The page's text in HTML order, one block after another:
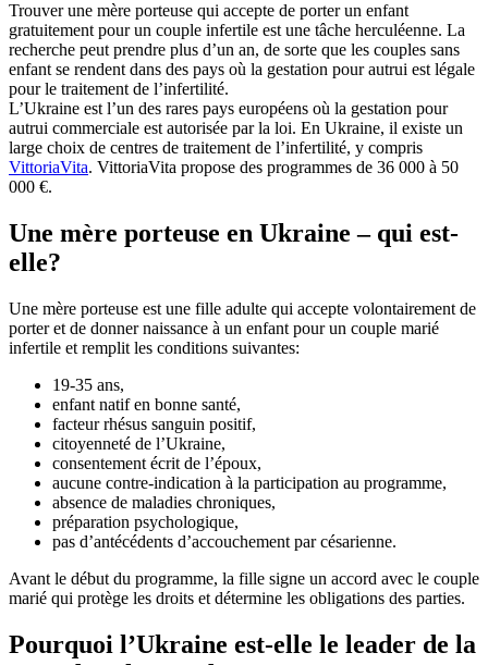
Trouver une mère porteuse qui accepte de porter un enfant
gratuitement pour un couple infertile est une tâche herculéenne. La
recherche peut prendre plus d’un an, de sorte que les couples sans
enfant se rendent dans des pays où la gestation pour autrui est légale
pour le traitement de l’infertilité.
L’Ukraine est l’un des rares pays européens où la gestation pour
autrui commerciale est autorisée par la loi. En Ukraine, il existe un
large choix de centres de traitement de l’infertilité, y compris
VittoriaVita. VittoriaVita propose des programmes de 36 000 à 50
000 €.
Une mère porteuse en Ukraine – qui est-
elle?
Une mère porteuse est une fille adulte qui accepte volontairement de
porter et de donner naissance à un enfant pour un couple marié
infertile et remplit les conditions suivantes:
19-35 ans,
enfant natif en bonne santé,
facteur rhésus sanguin positif,
citoyenneté de l’Ukraine,
consentement écrit de l’époux,
aucune contre-indication à la participation au programme,
absence de maladies chroniques,
préparation psychologique,
pas d’antécédents d’accouchement par césarienne.
Avant le début du programme, la fille signe un accord avec le couple
marié qui protège les droits et détermine les obligations des parties.
Pourquoi l’Ukraine est-elle le leader de la